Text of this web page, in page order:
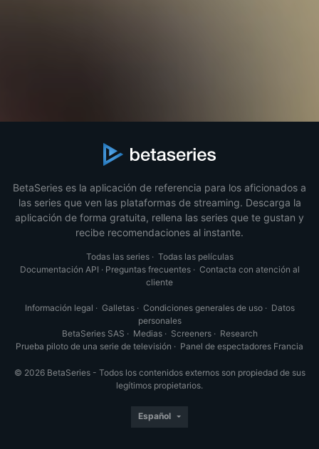
BetaSeries es la aplicación de referencia para los aficionados a
las series que ven las plataformas de streaming. Descarga la
aplicación de forma gratuita, rellena las series que te gustan y
recibe recomendaciones al instante.
Todas las series· Todas las películas
Documentación API · Preguntas frecuentes· Contacta con atención al
cliente
Información legal · Galletas· Condiciones generales de uso· Datos
personales
BetaSeries SAS · Medias· Screeners· Research
Prueba piloto de una serie de televisión · Panel de espectadores Francia
© 2026 BetaSeries - Todos los contenidos externos son propiedad de sus
legítimos propietarios.
Español